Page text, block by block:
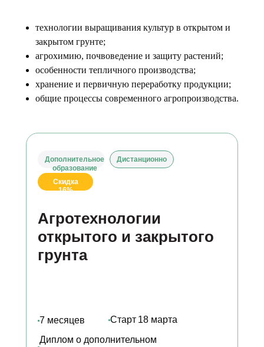
технологии выращивания культур в открытом и
закрытом грунте;
агрохимию, почвоведение и защиту растений;
особенности тепличного производства;
хранение и первичную переработку продукции;
общие процессы современного агропроизводства.
Агротехнологии
открытого и закрытого
грунта
Дополнительное
образование
Диплом о дополнительном
Старт 18 марта
7 месяцев
Дистанционно
Скидка
16%